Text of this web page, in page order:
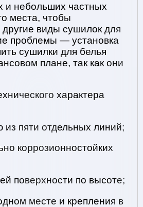
и небольших частных
места, чтобы
виды сушилок для
проблемы — установка
сушилки для белья
плане, так как они
характера
пяти отдельных линий;
коррозионностойких
поверхности по высоте;
месте и крепления в